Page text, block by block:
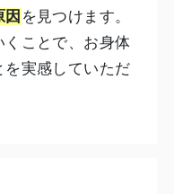
を見つけます。
ことで、お身体
実感していただ